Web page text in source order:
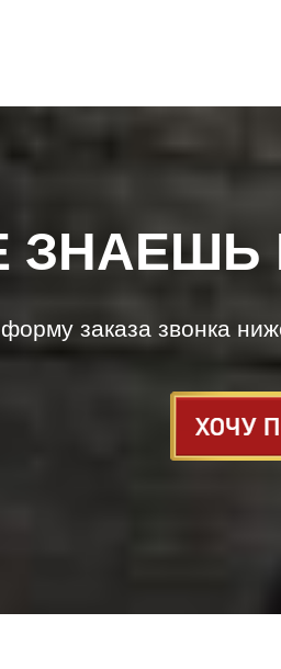
ЗНАЕШЬ
заказа звонка